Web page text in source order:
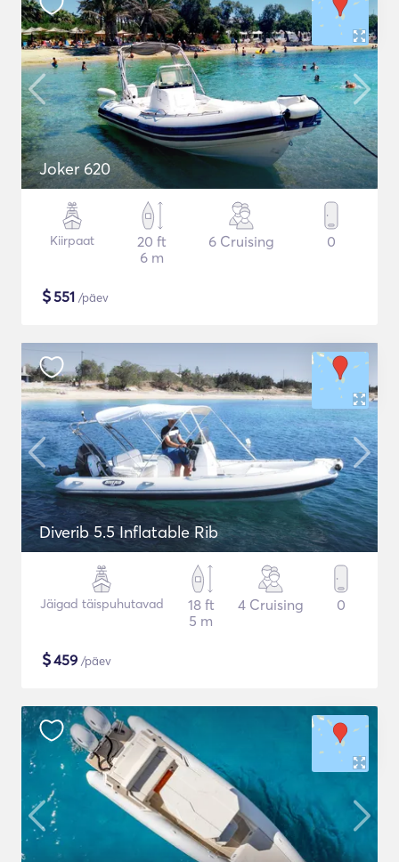
Joker 620
Kiirpaat
20 ft
6 m
6 Cruising 0
$551 /päev
Diverib 5.5 Inflatable Rib
Jäigad täispuhutavad
18 ft
5 m
4 Cruising 0
$459 /päev